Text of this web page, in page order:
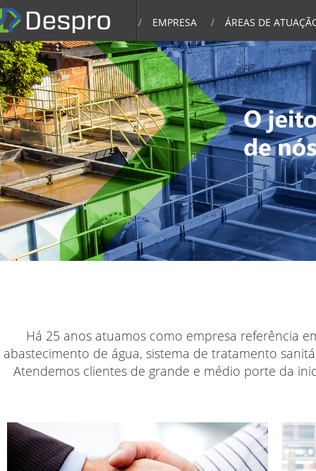
EMPRESA ÁREAS DE
Há 25 anos atuamos como empresa referência
abastecimento de água, sistema de tratamento
Atendemos clientes de grande e médio porte da